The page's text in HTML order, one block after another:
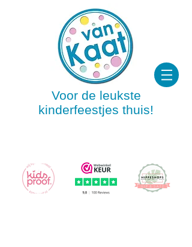
Voor de leukste
kinderfeestjes thuis!